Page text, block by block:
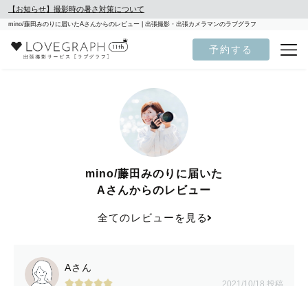
【お知らせ】撮影時の暑さ対策について
mino/藤田みのりに届いたAさんからのレビュー | 出張撮影・出張カメラマンのラブグラフ
予約する
mino/藤田みのりに届いた
Aさんからのレビュー
全てのレビューを見る
Aさん
2021/10/18 投稿